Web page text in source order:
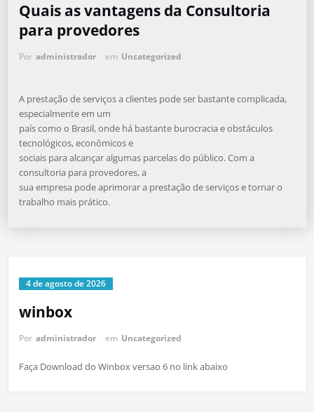
Quais as vantagens da Consultoria
para provedores
Por administrador em Uncategorized
A prestação de serviços a clientes pode ser bastante complicada,
especialmente em um
país como o Brasil, onde há bastante burocracia e obstáculos
tecnológicos, econômicos e
sociais para alcançar algumas parcelas do público. Com a
consultoria para provedores, a
sua empresa pode aprimorar a prestação de serviços e tornar o
trabalho mais prático.
4 de agosto de 2026
winbox
Por administrador em Uncategorized
Faça Download do Winbox versao 6 no link abaixo